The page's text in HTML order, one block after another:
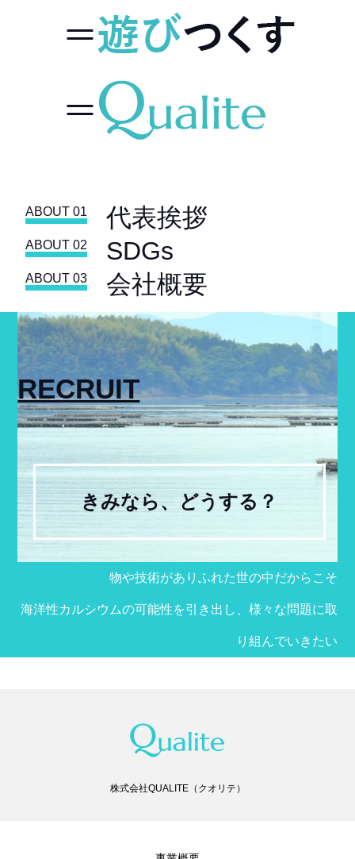
ABOUT 01 代表挨拶
ABOUT 02 SDGs
ABOUT 03 会社概要
RECRUIT
きみなら、どうする？
物や技術がありふれた世の中だからこそ
海洋性カルシウムの可能性を引き出し、様々な問題に取
り組んでいきたい
株式会社QUALITE（クオリテ）